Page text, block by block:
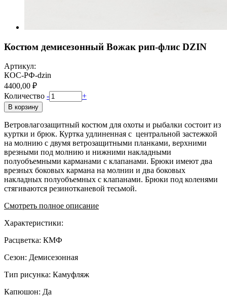
Костюм демисезонный Вожак рип-флис DZIN
Артикул:
КОС-РФ-dzin
4400,00 ₽
Количество - +
В корзину
Ветровлагозащитный костюм для охоты и рыбалки состоит из
куртки и брюк. Куртка удлиненная с центральной застежкой
на молнию с двумя ветрозащитными планками, верхними
врезными под молнию и нижними накладными
полуобъемными карманами с клапанами. Брюки имеют два
врезных боковых кармана на молнии и два боковых
накладных полуобъемных с клапанами. Брюки под коленями
стягиваются резинотканевой тесьмой.
Смотреть полное описание
Характеристики:
Расцветка: КМФ
Сезон: Демисезонная
Тип рисунка: Камуфляж
Капюшон: Да